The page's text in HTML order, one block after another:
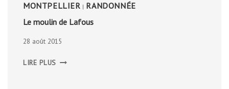
MONTPELLIER | RANDONNÉE
Le moulin de Lafous
28 août 2015
LIRE PLUS MOULIN